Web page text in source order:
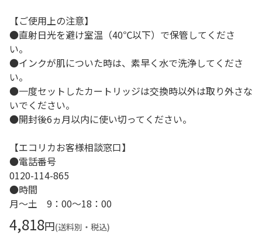
【ご使用上の注意】
●直射日光を避け室温（40℃以下）で保管してくださ
い。
●インクが肌についた時は、素早く水で洗浄してくださ
い。
●一度セットしたカートリッジは交換時以外は取り外さな
いでください。
●開封後6ヵ月以内に使い切ってください。
【エコリカお客様相談窓口】
●電話番号
0120-114-865
●時間
月～土 9：00～18：00
4,818円(送料別・税込)